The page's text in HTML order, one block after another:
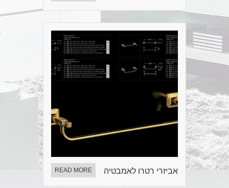
אביזרי רטרו לאמבטיה READ MORE